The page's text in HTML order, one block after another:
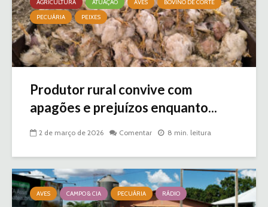
AGRICULTURA ATUAÇÃO AVES
BOVINO DE CORTE
PECUÁRIA
PEIXES
Produtor rural convive com
apagões e prejuízos enquanto...
2 de março de 2026 Comentar 8 min. leitura
AVES CAMPO & CIA PECUÁRIA RÁDIO